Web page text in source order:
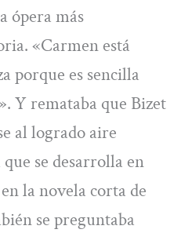
ópera más
«Carmen está
porque es sencilla
Y remataba que Bizet
al logrado aire
se desarrolla en
la novela corta de
se preguntaba